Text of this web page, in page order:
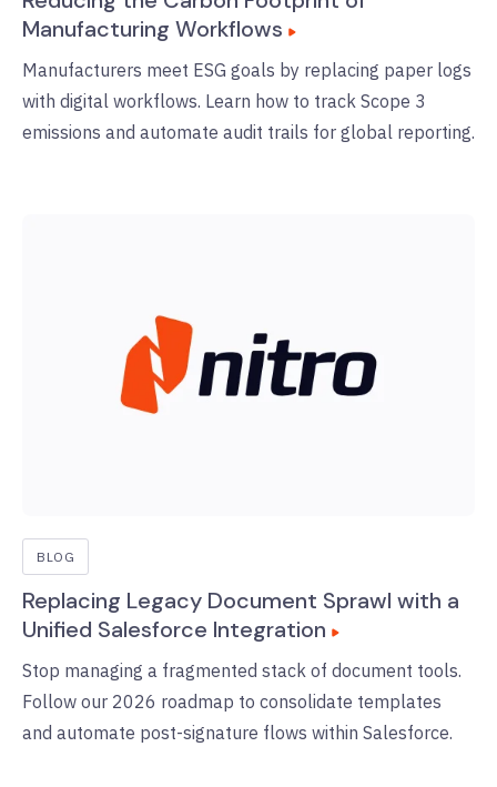
Manufacturing Workflows
Manufacturers meet ESG goals by replacing paper logs
with digital workflows. Learn how to track Scope 3
emissions and automate audit trails for global reporting.
BLOG
Replacing Legacy Document Sprawl with a
Unified Salesforce Integration
Stop managing a fragmented stack of document tools.
Follow our 2026 roadmap to consolidate templates
and automate post-signature flows within Salesforce.